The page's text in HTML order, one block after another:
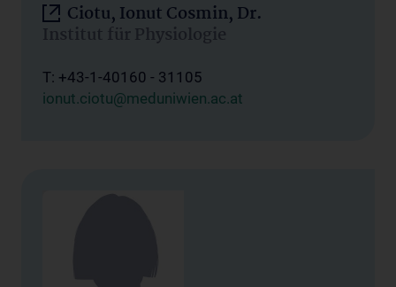
Ciotu, Ionut Cosmin, Dr.
Institut für Physiologie
T: +43-1-40160 - 31105
ionut.ciotu@meduniwien.ac.at